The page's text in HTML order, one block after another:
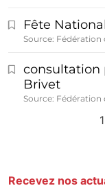
Fête
Source: Fédération
consultation
Brivet
Source: Fédération
1
Recevez nos